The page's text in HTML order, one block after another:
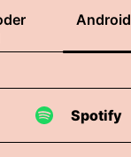
Android
Spotify